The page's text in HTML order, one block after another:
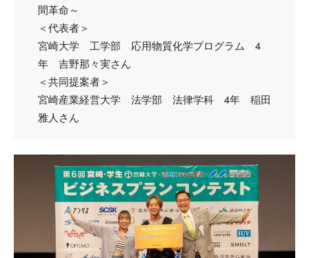
間革命～
＜代表者＞
宮崎大学 工学部 応用物質化学プログラム 4
年 吉野那々実さん
＜共同提案者＞
宮崎産業経営大学 法学部 法律学科 4年 稲田
雅人さん